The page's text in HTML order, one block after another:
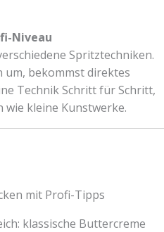
Niveau
Spritztechniken.
um, bekommst direktes
Technik Schritt für Schritt,
wie kleine Kunstwerke.
mit Profi-Tipps
klassische Buttercreme